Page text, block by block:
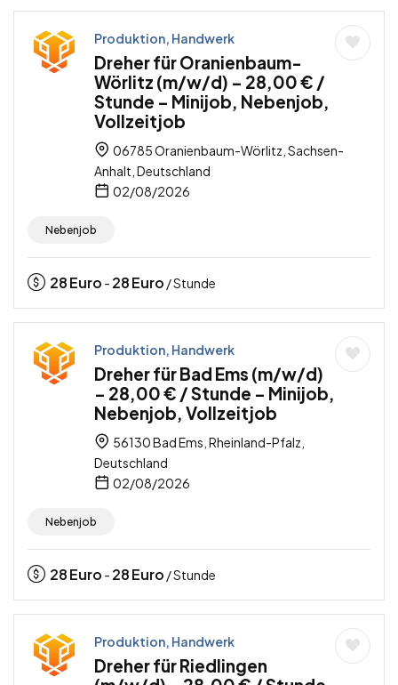
Produktion, Handwerk
Dreher für Oranienbaum-
Wörlitz (m/w/d) – 28,00 € /
Stunde – Minijob, Nebenjob,
Vollzeitjob
06785 Oranienbaum-Wörlitz, Sachsen-
Anhalt, Deutschland
02/08/2026
Nebenjob
28Euro - 28Euro / Stunde
Produktion, Handwerk
Dreher für Bad Ems (m/w/d)
– 28,00 € / Stunde – Minijob,
Nebenjob, Vollzeitjob
56130 Bad Ems, Rheinland-Pfalz,
Deutschland
02/08/2026
Nebenjob
28Euro - 28Euro / Stunde
Produktion, Handwerk
Dreher für Riedlingen